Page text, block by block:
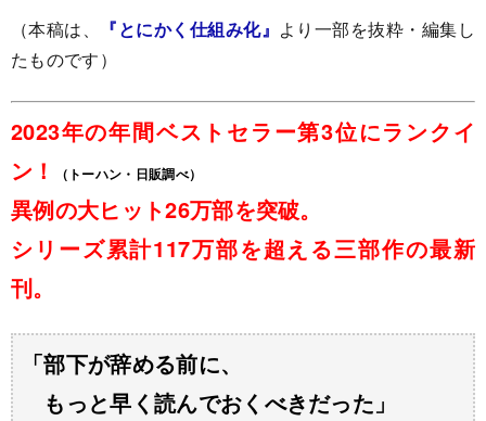
（本稿は、 『とにかく仕組み化』 より一部を抜粋・編集し
たものです）
2023年の年間ベストセラー第3位にランクイ
ン！
（トーハン・日販調べ）
異例の大ヒット26万部を突破。
シリーズ累計117万部を超える三部作の最新
刊。
「部下が辞める前に、
もっと早く読んでおくべきだった」